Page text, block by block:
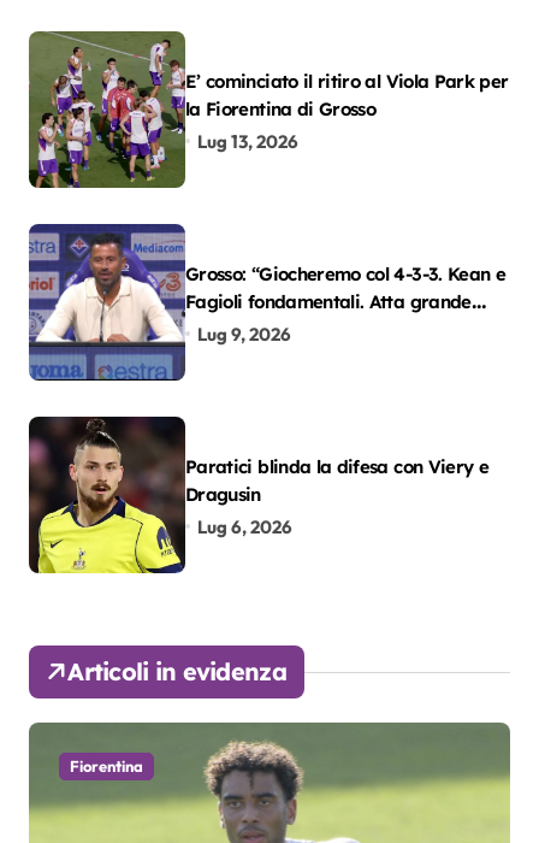
E’ cominciato il ritiro al Viola Park per
la Fiorentina di Grosso
Lug 13, 2026
Grosso: “Giocheremo col 4-3-3. Kean e
Fagioli fondamentali. Atta grande
colpo”
Lug 9, 2026
Paratici blinda la difesa con Viery e
Dragusin
Lug 6, 2026
Articoli in evidenza
Fiorentina